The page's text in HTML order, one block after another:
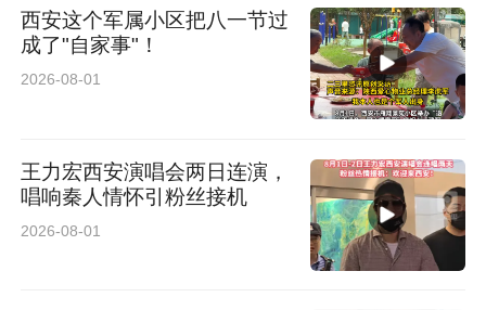
西安这个军属小区把八一节过
成了"自家事"！
2026-08-01
王力宏西安演唱会两日连演，
唱响秦人情怀引粉丝接机
2026-08-01